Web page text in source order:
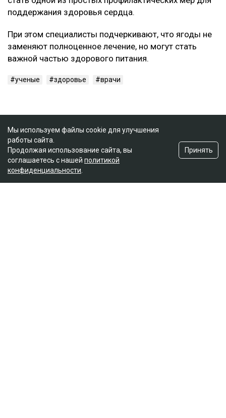
поддержания здоровья сердца.
При этом специалисты подчеркивают, что ягоды не
заменяют полноценное лечение, но могут стать
важной частью здорового питания.
ученые здоровье врачи
Мы используем файлы cookie для улучшения
работы сайта.
Продолжая использование сайта, вы
соглашаетесь с нашей политикой
конфиденциальности
Принять